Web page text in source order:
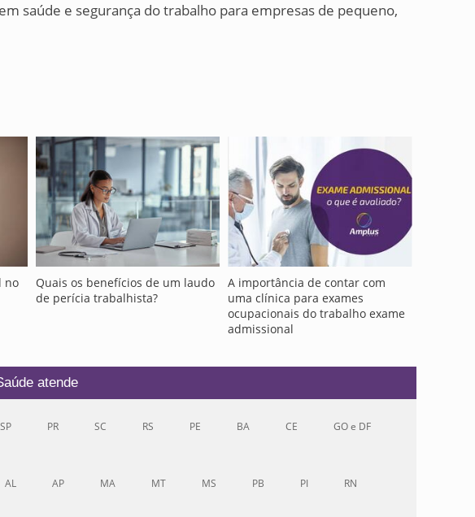
saúde e segurança do trabalho para empresas de pequeno,
no
Quais os benefícios de um laudo
de perícia trabalhista?
A importância de contar com
uma clínica para exames
ocupacionais do trabalho exame
admissional
atende
SP PR SC RS PE BA CE GO e DF
AL AP MA MT MS PB PI RN